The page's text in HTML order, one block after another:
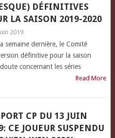
DÉFINITIVES
LA SAISON 2019-2020
2019
semaine dernière, le Comité
définitive pour la saison
concernant les séries
Read More
CP DU 13 JUIN
CE JOUEUR SUSPENDU